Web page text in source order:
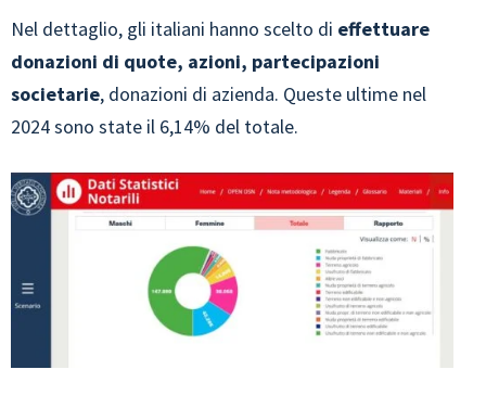
Nel dettaglio, gli italiani hanno scelto di effettuare
donazioni di quote, azioni, partecipazioni
societarie, donazioni di azienda. Queste ultime nel
2024 sono state il 6,14% del totale.